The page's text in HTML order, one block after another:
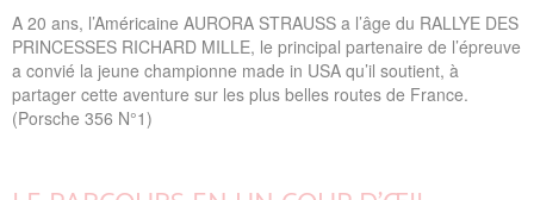
A 20 ans, l’Américaine AURORA STRAUSS a l’âge du RALLYE DES
PRINCESSES RICHARD MILLE, le principal partenaire de l’épreuve
a convié la jeune championne made in USA qu’il soutient, à
partager cette aventure sur les plus belles routes de France.
(Porsche 356 N°1)